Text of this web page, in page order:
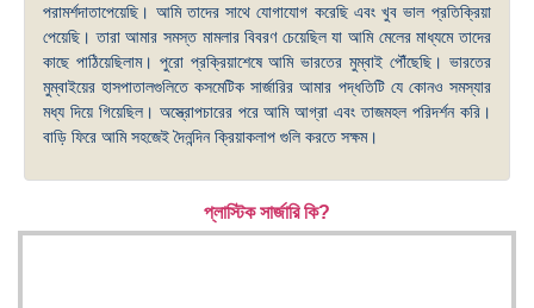
পরামর্শদাতাপেয়েছি। আমি তাদের সাথে যোগাযোগ করেছি এবং খুব ভাল প্রতিক্রিয়া
পেয়েছি। তারা আমার সমস্ত মামলার বিবরণ চেয়েছিল যা আমি মেলের মাধ্যমে তাদের
কাছে পাঠিয়েছিলাম। পুরো প্রক্রিয়াশেষে আমি ভারতের মুম্বাই পৌঁছেছি। ভারতের
মুম্বাইয়ের হাসপাতালগুলিতে কসমেটিক সার্জারির আমার পদ্ধতিটি যে কোনও সমস্যার
মধ্য দিয়ে গিয়েছিল। অস্ত্রোপচারের পরে আমি আগ্রা এবং তাজমহল পরিদর্শন করি।
বাড়ি ফিরে আমি সহজেই দৈনন্দিন ক্রিয়াকলাপ গুলি করতে সক্ষম।
প্লাস্টিক সার্জারি কি?